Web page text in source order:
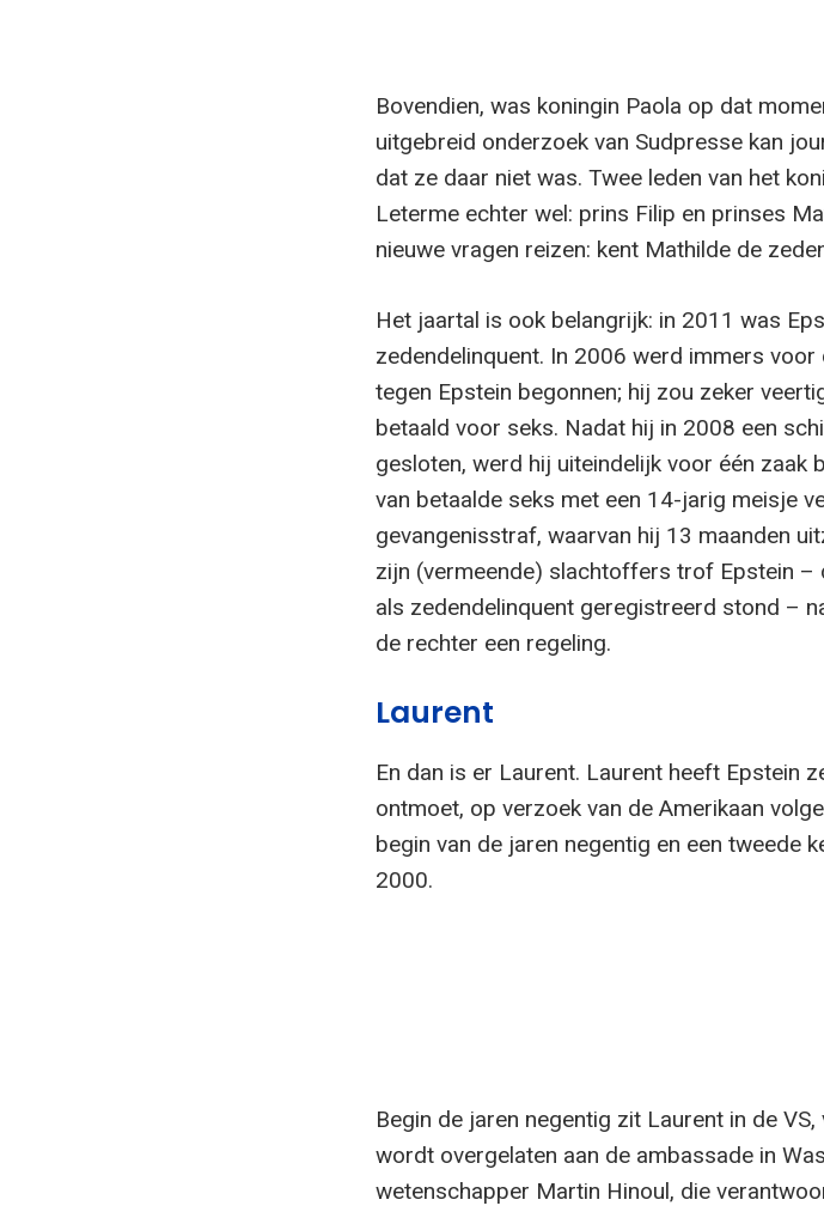
Bovendien, was koningin Paola op dat
uitgebreid onderzoek van Sudpresse kan
dat ze daar niet was. Twee leden van het
Leterme echter wel: prins Filip en prinses
nieuwe vragen reizen: kent Mathilde de
Het jaartal is ook belangrijk: in 2011 was
zedendelinquent. In 2006 werd immers
tegen Epstein begonnen; hij zou zeker
betaald voor seks. Nadat hij in 2008 een
gesloten, werd hij uiteindelijk voor één zaak
van betaalde seks met een 14-jarig meisje
gevangenisstraf, waarvan hij 13 maanden
zijn (vermeende) slachtoffers trof Epstein –
als zedendelinquent geregistreerd stond –
de rechter een regeling.
Laurent
En dan is er Laurent. Laurent heeft Epstein
ontmoet, op verzoek van de Amerikaan
begin van de jaren negentig en een tweede
2000.
Begin de jaren negentig zit Laurent in de
wordt overgelaten aan de ambassade in
wetenschapper Martin Hinoul, die